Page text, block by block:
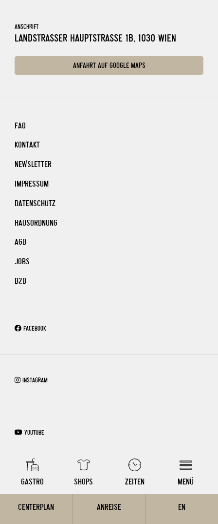
GASTRO SHOPS ZEITEN MENÜ
CENTERPLAN ANREISE EN
ANSCHRIFT
LANDSTRASSER HAUPTSTRASSE 1B, 1030 WIEN
ANFAHRT AUF GOOGLE MAPS
FACEBOOK
INSTAGRAM
YOUTUBE
FAQ
KONTAKT
NEWSLETTER
IMPRESSUM
DATENSCHUTZ
HAUSORDNUNG
AGB
JOBS
B2B
COPYRIGHT © 2026 – WIEN MITTE THE MALL